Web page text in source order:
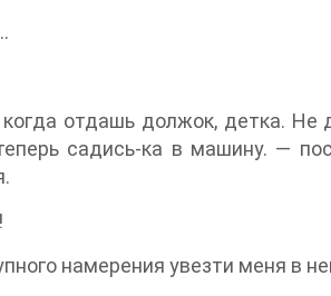
отдашь должок, детка.
садись-ка в машину. —
намерения увезти меня в